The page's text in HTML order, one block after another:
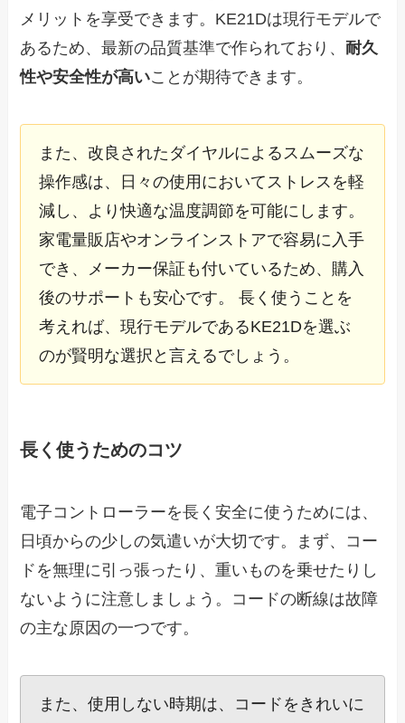
メリットを享受できます。KE21Dは現行モデルで
あるため、最新の品質基準で作られており、 耐久
性や安全性が高いことが期待できます。
また、改良されたダイヤルによるスムーズな
操作感は、日々の使用においてストレスを軽
減し、より快適な温度調節を可能にします。
家電量販店やオンラインストアで容易に入手
でき、メーカー保証も付いているため、購入
後のサポートも安心です。 長く使うことを
考えれば、現行モデルであるKE21Dを選ぶ
のが賢明な選択と言えるでしょう。
長く使うためのコツ
電子コントローラーを長く安全に使うためには、
日頃からの少しの気遣いが大切です。まず、コー
ドを無理に引っ張ったり、重いものを乗せたりし
ないように注意しましょう。コードの断線は故障
の主な原因の一つです。
また、使用しない時期は、コードをきれいに